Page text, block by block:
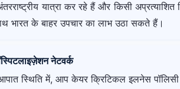
यात्रा कर रहे हैं और किसी
भारत के बाहर उपचार का लाभ उठा सकते हैं।
नेटवर्क
आपात स्थिति में, आप केयर क्रिटिकल इलनेस